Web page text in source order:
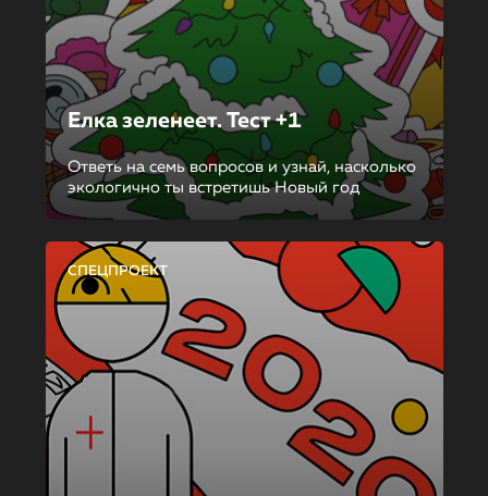
Елка зеленеет. Тест +1
Ответь на семь вопросов и узнай, насколько
экологично ты встретишь Новый год
СПЕЦПРОЕКТ